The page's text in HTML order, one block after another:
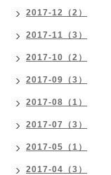
2017-12（2）
2017-11（3）
2017-10（2）
2017-09（3）
2017-08（1）
2017-07（3）
2017-05（1）
2017-04（3）